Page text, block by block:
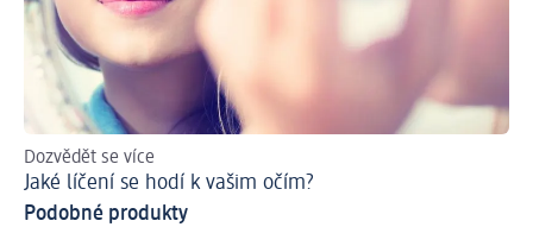
Dozvědět se více
Jaké líčení se hodí k vašim očím?
Podobné produkty